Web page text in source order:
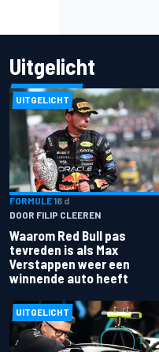
Uitgelicht
UITGELICHT
FORMULE 16 d
DOOR FILIP CLEEREN
Waarom Red Bull pas
tevreden is als Max
Verstappen weer een
winnende auto heeft
UITGELICHT